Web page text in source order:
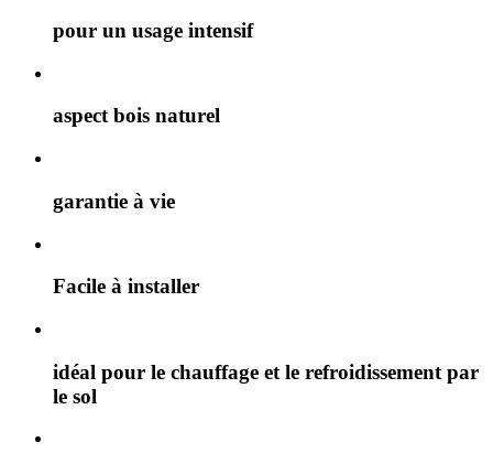
pour un usage intensif
aspect bois naturel
garantie à vie
Facile à installer
idéal pour le chauffage et le refroidissement par
le sol